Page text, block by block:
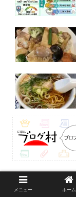
メニュー ホーム